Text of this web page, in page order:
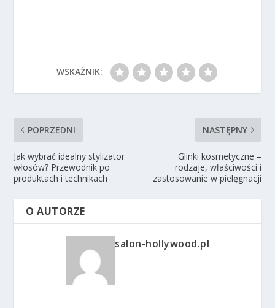
WSKAŹNIK:
POPRZEDNI
Jak wybrać idealny stylizator
włosów? Przewodnik po
produktach i technikach
NASTĘPNY
Glinki kosmetyczne –
rodzaje, właściwości i
zastosowanie w pielęgnacji
O AUTORZE
salon-hollywood.pl